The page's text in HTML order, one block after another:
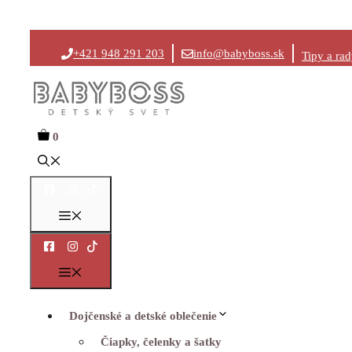
na
obsah
+421 948 291 203 info@babyboss.sk Tipy a
0
Dojčenské a detské oblečenie
Čiapky, čelenky a šatky